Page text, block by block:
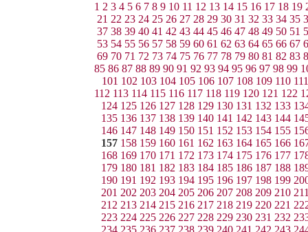
1 2 3 4 5 6 7 8 9 10 11 12 13 14 15 16 17 18 19
21 22 23 24 25 26 27 28 29 30 31 32 33 34 35
37 38 39 40 41 42 43 44 45 46 47 48 49 50 51
53 54 55 56 57 58 59 60 61 62 63 64 65 66 67
69 70 71 72 73 74 75 76 77 78 79 80 81 82 83
85 86 87 88 89 90 91 92 93 94 95 96 97 98 99
101 102 103 104 105 106 107 108 109 110 111
112 113 114 115 116 117 118 119 120 121 122
124 125 126 127 128 129 130 131 132 133
135 136 137 138 139 140 141 142 143 144
146 147 148 149 150 151 152 153 154 155
157 158 159 160 161 162 163 164 165 166
168 169 170 171 172 173 174 175 176 177
179 180 181 182 183 184 185 186 187 188
190 191 192 193 194 195 196 197 198 199
201 202 203 204 205 206 207 208 209 210
212 213 214 215 216 217 218 219 220 221
223 224 225 226 227 228 229 230 231 232
234 235 236 237 238 239 240 241 242 243